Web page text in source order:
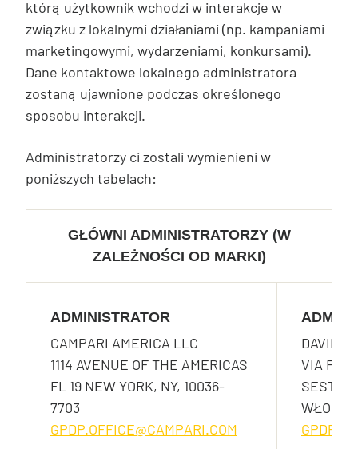
którą użytkownik wchodzi w interakcje w
związku z lokalnymi działaniami (np. kampaniami
marketingowymi, wydarzeniami, konkursami).
Dane kontaktowe lokalnego administratora
zostaną ujawnione podczas określonego
sposobu interakcji.
Administratorzy ci zostali wymienieni w
poniższych tabelach:
GŁÓWNI ADMINISTRATORZY (W
ZALEŻNOŚCI OD MARKI)
ADMINISTRATOR
CAMPARI AMERICA LLC
1114 AVENUE OF THE AMERICAS
FL 19 NEW YORK, NY, 10036-
7703
GPDP.OFFICE@CAMPARI.COM
DAVIDE
VIA F.
SESTO
WŁOCHY